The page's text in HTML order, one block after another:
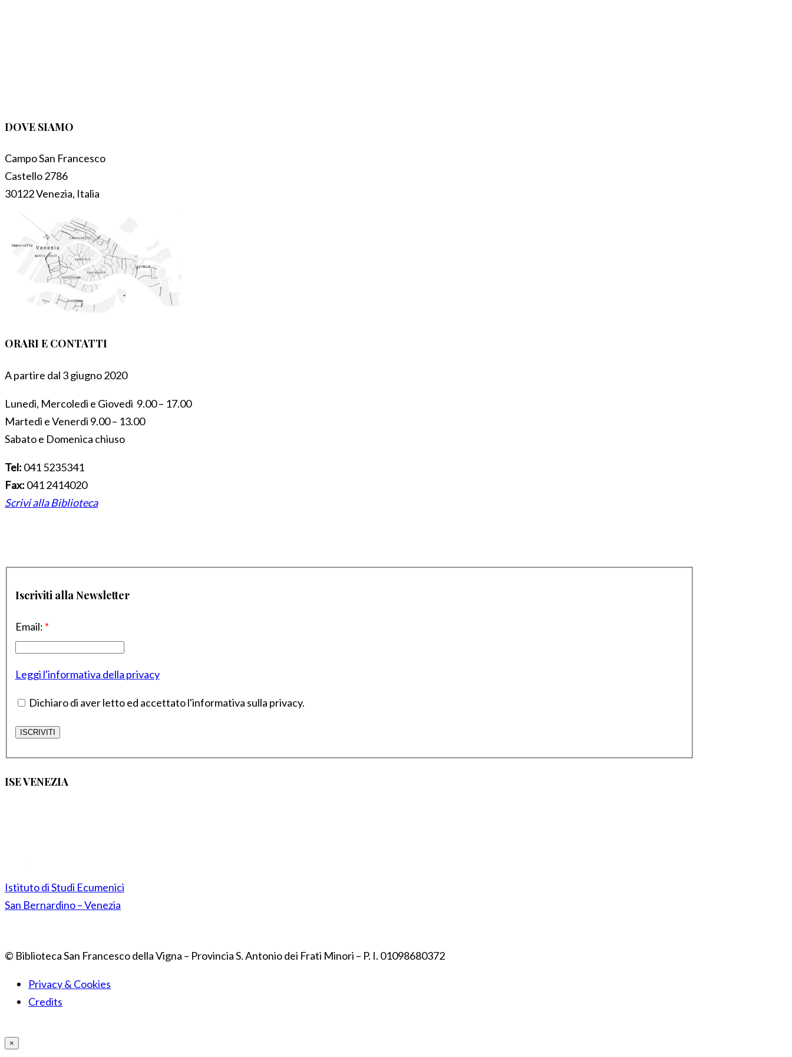
DOVE SIAMO
Campo San Francesco
Castello 2786
30122 Venezia, Italia
ORARI E CONTATTI
A partire dal 3 giugno 2020
Lunedì, Mercoledì e Giovedì 9.00 – 17.00
Martedì e Venerdì 9.00 – 13.00
Sabato e Domenica chiuso
Tel: 041 5235341
Fax: 041 2414020
Scrivi alla Biblioteca
Iscriviti alla Newsletter
Email: *
Leggi l'informativa della privacy
Dichiaro di aver letto ed accettato l'informativa sulla privacy.
ISE VENEZIA
Istituto di Studi Ecumenici
San Bernardino – Venezia
© Biblioteca San Francesco della Vigna – Provincia S. Antonio dei Frati Minori – P. I. 01098680372
Privacy & Cookies
Credits
×